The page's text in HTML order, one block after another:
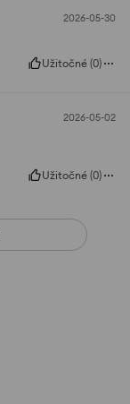
2026-05-30
Užitočné (0)
2026-05-02
Užitočné (0)